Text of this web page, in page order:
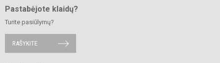
Pastabėjote klaidų?
Turite pasiūlymų?
RAŠYKITE